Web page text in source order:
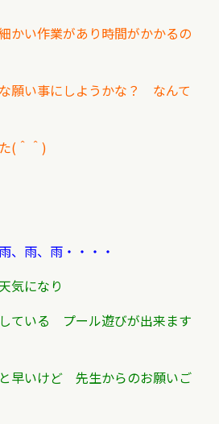
い作業があり時間がかかるの
願い事にしようかな？ なんて
(＾＾)
雨、雨、雨・・・・
気になり
ている プール遊びが出来ます
早いけど 先生からのお願いご